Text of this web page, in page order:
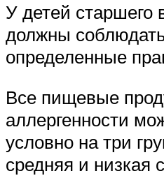
У детей старшего
должны
определенные
Все пищевые
аллергенности
условно на три
средняя и низкая